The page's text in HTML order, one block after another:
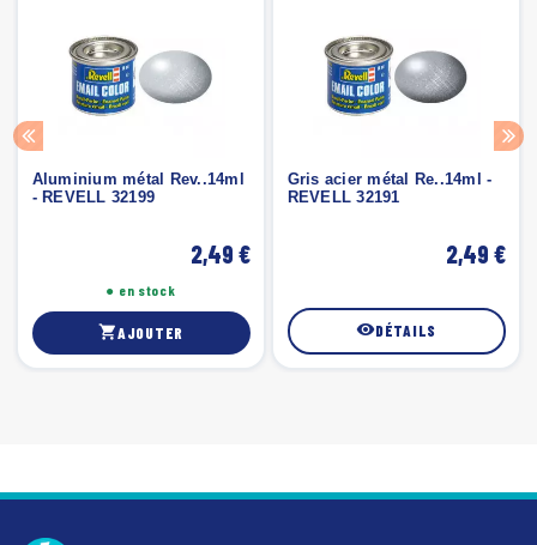
Aluminium métal Rev..14ml
- REVELL 32199
2,49 €
● en stock
shopping_cartAJOUTER
Gris acier métal Re..14ml -
REVELL 32191
2,49 €
visibilityDÉTAILS